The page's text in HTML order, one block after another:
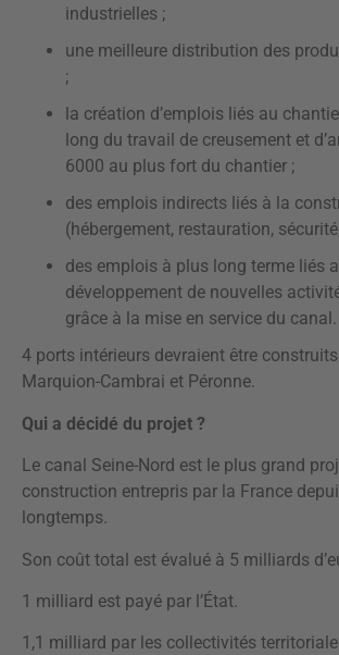
industrielles ;
une meilleure distribution des
;
la création d’emplois liés au
long du travail de creusement et
6000 au plus fort du chantier ;
des emplois indirects liés à la
(hébergement, restauration,
des emplois à plus long terme liés
développement de nouvelles
grâce à la mise en service du canal.
4 ports intérieurs devraient être
Marquion-Cambrai et Péronne.
Qui a décidé du projet ?
Le canal Seine-Nord est le plus grand
construction entrepris par la France
longtemps.
Son coût total est évalué à 5 milliards
1 milliard est payé par l’État.
1,1 milliard par les collectivités